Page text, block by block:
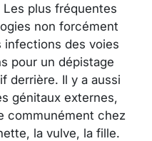
Les plus fréquentes
non forcément
infections des voies
pour un dépistage
derrière. Il y a aussi
génitaux externes,
communément chez
la vulve, la fille.